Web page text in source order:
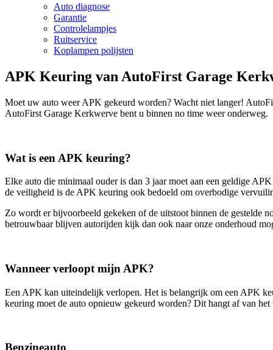
Auto diagnose
Garantie
Controlelampjes
Ruitservice
Koplampen polijsten
APK Keuring van AutoFirst Garage
Moet uw auto weer APK gekeurd worden? Wacht niet langer!
AutoFirst Garage Kerkwerve bent u binnen no time weer onderweg.
Wat is een APK keuring?
Elke auto die minimaal ouder is dan 3 jaar moet aan een geldige
de veiligheid is de APK keuring ook bedoeld om overbodige
Zo wordt er bijvoorbeeld gekeken of de uitstoot binnen de gestelde
betrouwbaar blijven autorijden kijk dan ook naar onze onderhoud
Wanneer verloopt mijn APK?
Een APK kan uiteindelijk verlopen. Het is belangrijk om een APK
keuring moet de auto opnieuw gekeurd worden? Dit hangt af van het